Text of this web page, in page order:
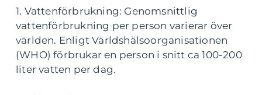
1. Vattenförbrukning: Genomsnittlig
vattenförbrukning per person varierar över
världen. Enligt Världshälsoorganisationen
(WHO) förbrukar en person i snitt ca 100-200
liter vatten per dag.